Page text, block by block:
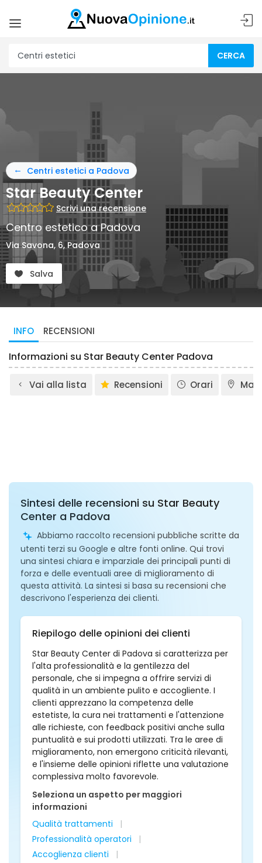
CERCA
Centri estetici a Padova
Star Beauty Center
Scrivi una recensione
Centro estetico a Padova
Via Savona, 6, Padova
Salva
INFO RECENSIONI
Informazioni su Star Beauty Center Padova
Vai alla lista Recensioni Orari
Sintesi delle recensioni su Star Beauty
Center a Padova
Abbiamo raccolto recensioni pubbliche scritte da
utenti terzi su Google e altre fonti online. Qui trovi
una sintesi chiara e imparziale dei principali punti di
forza e delle eventuali aree di miglioramento di
questa attività. La sintesi si basa su recensioni che
descrivono l'esperienza dei clienti.
Riepilogo delle opinioni dei clienti
Star Beauty Center di Padova si caratterizza per
l'alta professionalità e la gentilezza del
personale, che si impegna a offrire servizi di
qualità in un ambiente pulito e accogliente. I
clienti apprezzano la competenza delle
estetiste, la cura nei trattamenti e l'attenzione
alle richieste, con feedback positivi anche sulla
puntualità e sui prodotti utilizzati. Tra le aree di
miglioramento, non emergono criticità rilevanti,
e l'insieme delle opinioni riflette una valutazione
complessiva molto favorevole.
Seleziona un aspetto per maggiori
informazioni
Qualità trattamenti
Professionalità operatori
Accoglienza clienti